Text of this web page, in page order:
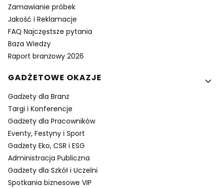
Zamawianie próbek
Jakość i Reklamacje
FAQ Najczęstsze pytania
Baza Wiedzy
Raport branżowy 2026
GADŻETOWE OKAZJE
Gadżety dla Branż
Targi i Konferencje
Gadżety dla Pracowników
Eventy, Festyny i Sport
Gadżety Eko, CSR i ESG
Administracja Publiczna
Gadżety dla Szkół i Uczelni
Spotkania biznesowe VIP